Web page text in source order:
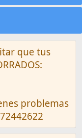
que tus
problemas